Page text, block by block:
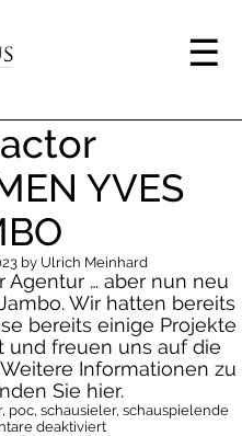
YVES
by Ulrich Meinhard
Agentur … aber nun neu
Wir hatten bereits
bereits einige Projekte
freuen uns auf die
Informationen zu
Sie hier.
, poc, schausieler, schauspielende
deaktiviertfür